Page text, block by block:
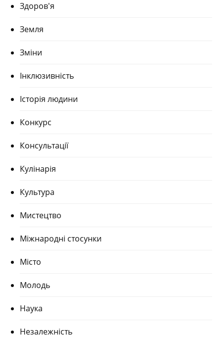
Здоров'я
Земля
Зміни
Інклюзивність
Історія людини
Конкурс
Консультації
Кулінарія
Культура
Мистецтво
Міжнародні стосунки
Місто
Молодь
Наука
Незалежність